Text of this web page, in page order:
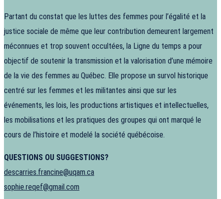
Partant du constat que les luttes des femmes pour l’égalité et la
justice sociale de même que leur contribution demeurent largement
méconnues et trop souvent occultées, la Ligne du temps a pour
objectif de soutenir la transmission et la valorisation d’une mémoire
de la vie des femmes au Québec. Elle propose un survol historique
centré sur les femmes et les militantes ainsi que sur les
événements, les lois, les productions artistiques et intellectuelles,
les mobilisations et les pratiques des groupes qui ont marqué le
cours de l’histoire et modelé la société québécoise.
QUESTIONS OU SUGGESTIONS?
descarries.francine@uqam.ca
sophie.reqef@gmail.com